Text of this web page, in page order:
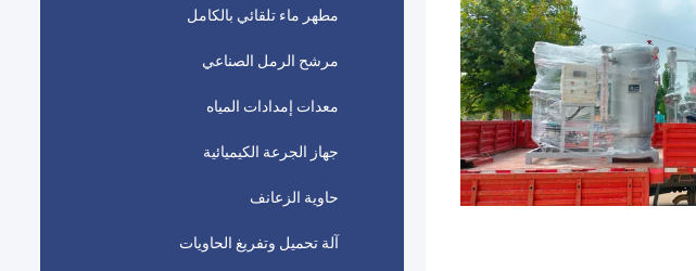
مطهر ماء تلقائي بالكامل
مرشح الرمل الصناعي
معدات إمدادات المياه
جهاز الجرعة الكيميائية
حاوية الزعانف
آلة تحميل وتفريغ الحاويات